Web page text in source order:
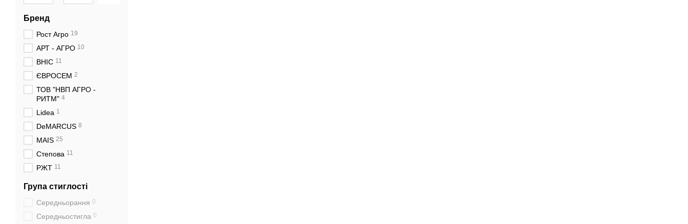
Бренд
Рост Агро 19
АРТ - АГРО 10
ВНІС 11
ЄВРОСЕМ 2
ТОВ "НВП АГРО -
РИТМ" 4
Lidea 1
DeMARCUS 8
MAIS 25
Степова 11
РЖТ 11
Група стиглості
Середньорання 0
Середньостигла 0